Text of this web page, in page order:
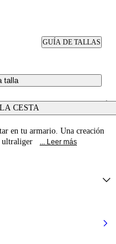
GUÍA DE TALLAS
talla
CESTA
en tu armario. Una creación
ultraliger
... Leer más